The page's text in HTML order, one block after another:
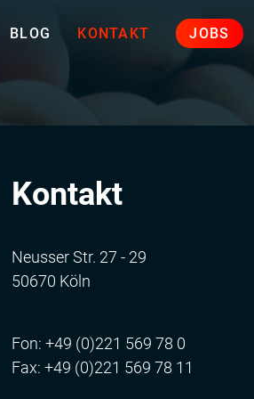
BLOG KONTAKT JOBS
Kontakt
Neusser Str. 27 - 29
50670 Köln
Fon: +49 (0)221 569 78 0
Fax: +49 (0)221 569 78 11